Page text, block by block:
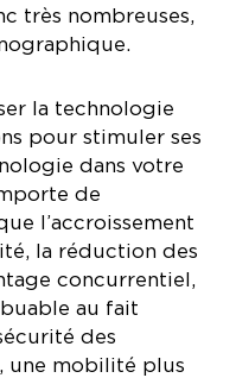
très nombreuses,
la technologie
pour stimuler ses
dans votre
de
l’accroissement
la réduction des
concurrentiel,
au fait
des
une mobilité plus